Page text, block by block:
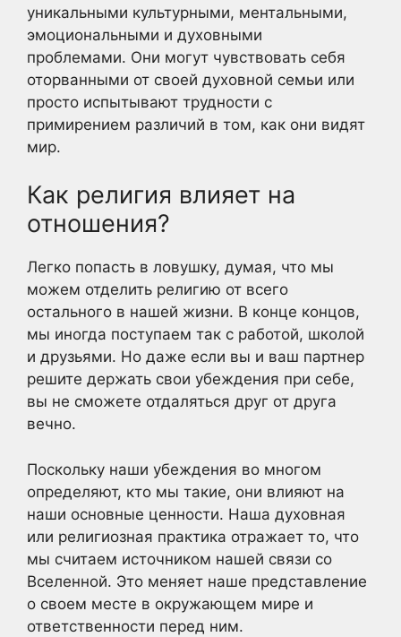
уникальными культурными, ментальными,
эмоциональными и духовными
проблемами. Они могут чувствовать себя
оторванными от своей духовной семьи или
просто испытывают трудности с
примирением различий в том, как они видят
мир.
Как религия влияет на
отношения?
Легко попасть в ловушку, думая, что мы
можем отделить религию от всего
остального в нашей жизни. В конце концов,
мы иногда поступаем так с работой, школой
и друзьями. Но даже если вы и ваш партнер
решите держать свои убеждения при себе,
вы не сможете отдаляться друг от друга
вечно.
Поскольку наши убеждения во многом
определяют, кто мы такие, они влияют на
наши основные ценности. Наша духовная
или религиозная практика отражает то, что
мы считаем источником нашей связи со
Вселенной. Это меняет наше представление
о своем месте в окружающем мире и
ответственности перед ним.